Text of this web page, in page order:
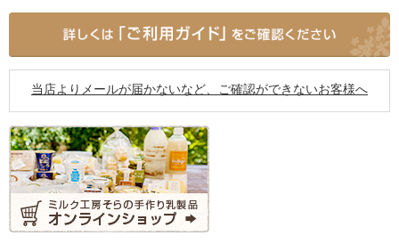
当店よりメールが届かないなど、ご確認ができないお客様へ